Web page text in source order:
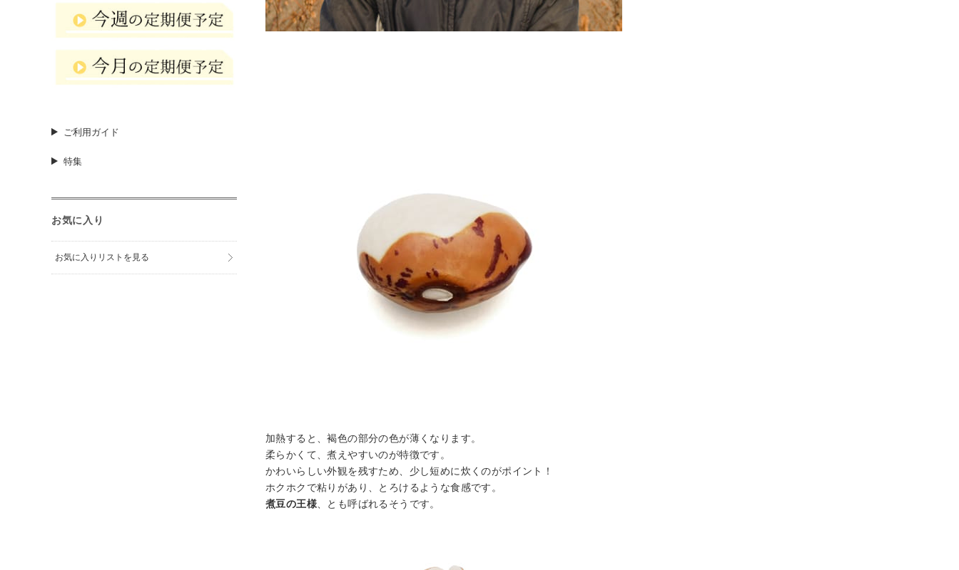
加熱すると、褐色の部分の色が薄くなります。
柔らかくて、煮えやすいのが特徴です。
かわいらしい外観を残すため、少し短めに炊くのがポイント！
ホクホクで粘りがあり、とろけるような食感です。
煮豆の王様 、とも呼ばれるそうです。
ご利用ガイド
特集
お気に入り
お気に入りリストを見る